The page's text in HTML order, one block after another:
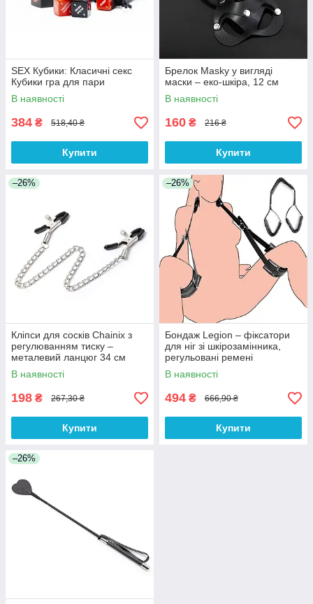
SEX Кубики: Класичні секс
Кубики гра для пари
В наявності
384 ₴ 518,40 ₴
Купити
Брелок Masky у вигляді
маски – еко-шкіра, 12 см
В наявності
160 ₴ 216 ₴
Купити
–26%
Кліпси для сосків Chainix з
регулюванням тиску –
металевий ланцюг 34 см
В наявності
198 ₴ 267,30 ₴
Купити
–26%
Бондаж Legion – фіксатори
для ніг зі шкірозамінника,
регульовані ремені
В наявності
494 ₴ 666,90 ₴
Купити
–26%